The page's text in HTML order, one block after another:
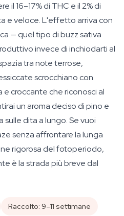
il 16–17% di THC e il 2% di
e veloce. L'effetto arriva con
— quel tipo di buzz sativa
invece di inchiodarti al
tra note terrose,
scrocchiano con
e croccante che riconosci al
un aroma deciso di pino e
dita a lungo. Se vuoi
senza affrontare la lunga
rigorosa del fotoperiodo,
è la strada più breve dal
Raccolto: 9–11 settimane